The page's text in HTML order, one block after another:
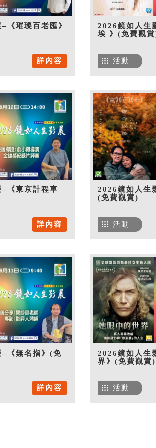
《璀璨百老匯》
詳內容
2026鏡如人生
埃 》(免費觀
活動
《東京計程車
詳內容
2026鏡如人生
(免費觀賞)
活動
《無名指》(免
詳內容
2026鏡如人生
界》(免費觀賞)
活動